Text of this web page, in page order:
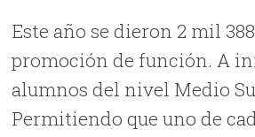
Este año se dieron 2 mil
promoción de función. A
alumnos del nivel Medio
Permitiendo que uno de